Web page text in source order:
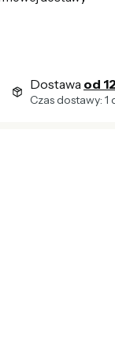
Dostawa od
Czas dostawy: